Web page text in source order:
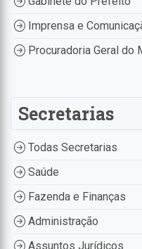
Imprensa e
Procuradoria Geral do
Secretarias
Todas Secretarias
Saúde
Fazenda e Finanças
Administração
Assuntos Jurídicos